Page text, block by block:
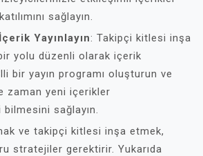
sağlayın.
Yayınlayın: Takipçi kitlesi inşa
yolu düzenli olarak içerik
bir yayın programı oluşturun ve
zaman yeni içerikler
sağlayın.
ve takipçi kitlesi inşa etmek,
stratejiler gerektirir. Yukarıda